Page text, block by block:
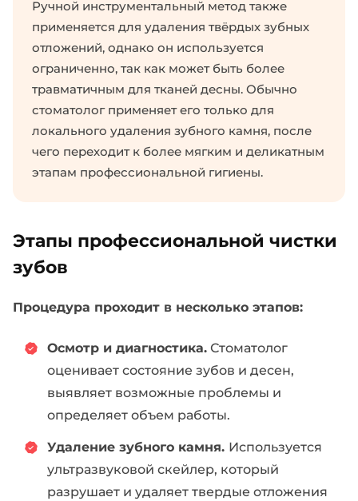
Ручной инструментальный метод также
применяется для удаления твёрдых зубных
отложений, однако он используется
ограниченно, так как может быть более
травматичным для тканей десны. Обычно
стоматолог применяет его только для
локального удаления зубного камня, после
чего переходит к более мягким и деликатным
этапам профессиональной гигиены.
Этапы профессиональной чистки
зубов
Процедура проходит в несколько этапов:
Осмотр и диагностика. Стоматолог
оценивает состояние зубов и десен,
выявляет возможные проблемы и
определяет объем работы.
Удаление зубного камня. Используется
ультразвуковой скейлер, который
разрушает и удаляет твердые отложения